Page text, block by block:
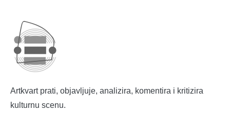
Artkvart prati, objavljuje, analizira, komentira i kritizira
kulturnu scenu.